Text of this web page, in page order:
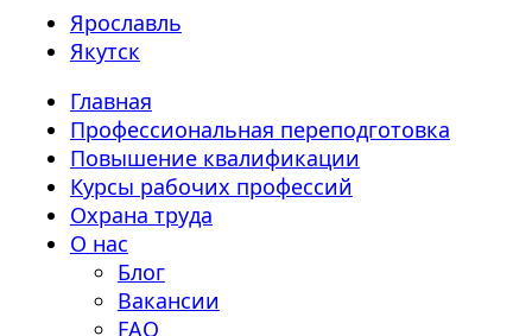
Ярославль
Якутск
Главная
Профессиональная переподготовка
Повышение квалификации
Курсы рабочих профессий
Охрана труда
О нас
Блог
Вакансии
FAQ